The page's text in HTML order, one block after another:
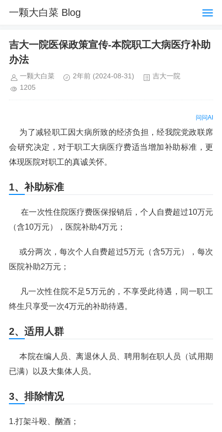
一颗大白菜 Blog
吉大一院医保政策宣传-本院职工大病医疗补助
办法
一颗大白菜 2年前 (2024-08-31)
吉大一院
1205
问问AI
为了减轻职工因大病所致的经济负担，经我院党政联席
会研究决定，对于职工大病医疗费适当增加补助标准，更
体现医院对职工的真诚关怀。
1、补助标准
在一次性住院医疗费医保报销后，个人自费超过10万元
（含10万元），医院补助4万元；
或分两次，每次个人自费超过5万元（含5万元），每次
医院补助2万元；
凡一次性住院不足5万元的，不享受此待遇，同一职工
终生只享受一次4万元的补助待遇。
2、适用人群
本院在编人员、离退休人员、聘用制在职人员（试用期
已满）以及大集体人员。
3、排除情况
1.打架斗殴、酗酒；